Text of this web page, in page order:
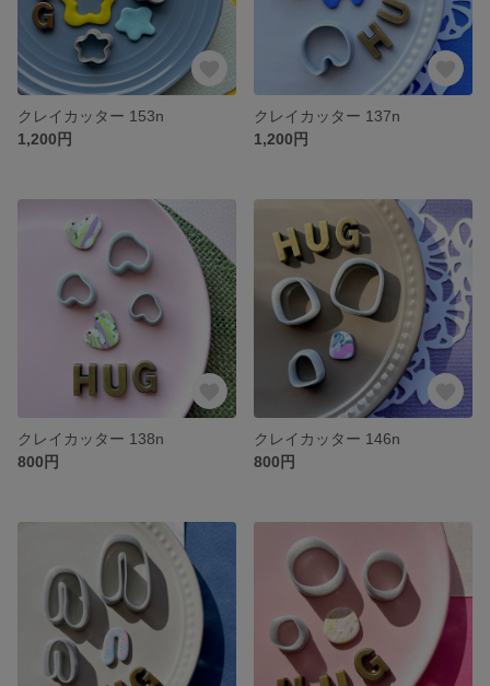
クレイカッター 153n
1,200円
クレイカッター 137n
1,200円
クレイカッター 138n
800円
クレイカッター 146n
800円